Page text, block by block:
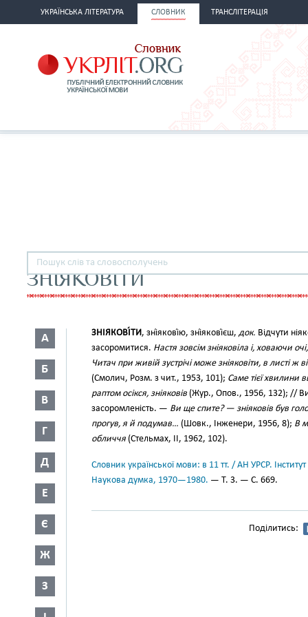
УКРАЇНСЬКА ЛІТЕРАТУРА СЛОВНИК ТРАНСЛІТЕРАЦІЯ
ЗНІЯКОВІТИ
А
Б
В
Г
Д
Е
Є
Ж
З
ЗНІЯКОВІ́ТИ, зні́якові́ю, зні́якові́єш, док. Відчути
засоромитися. Настя зовсім зніяковіла і, ховаючи
Читач при живій зустрічі може зніяковіти, в
(Смолич, Розм. з чит., 1953, 101); Саме тієї хвилини
раптом осікся, зніяковів (Жур., Опов., 1956, 132); //
засоромленість. — Ви ще спите? — зніяковів був
прогув, я й подумав… (Шовк., Інженери, 1956, 8); В
обличчя (Стельмах, II, 1962, 102).
Словник української мови: в 11 тт. / АН УРСР.
Наукова думка, 1970—1980. — Т. 3. — С. 669.
Поділитись: